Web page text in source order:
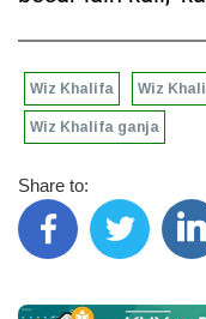
Wiz Khalifa Wiz
Wiz Khalifa ganja
Share to: